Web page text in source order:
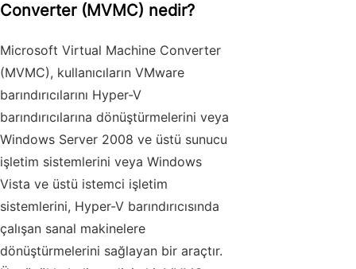
Converter (MVMC) nedir?
Microsoft Virtual Machine Converter
(MVMC), kullanıcıların VMware
barındırıcılarını Hyper-V
barındırıcılarına dönüştürmelerini veya
Windows Server 2008 ve üstü sunucu
işletim sistemlerini veya Windows
Vista ve üstü istemci işletim
sistemlerini, Hyper-V barındırıcısında
çalışan sanal makinelere
dönüştürmelerini sağlayan bir araçtır.